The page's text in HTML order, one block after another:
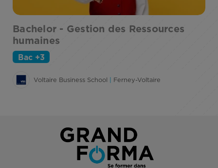
Bachelor - Gestion des Ressources
humaines
Bac +3
Voltaire Business School | Ferney-Voltaire